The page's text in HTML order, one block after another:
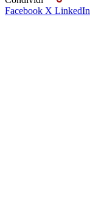
Facebook X LinkedIn